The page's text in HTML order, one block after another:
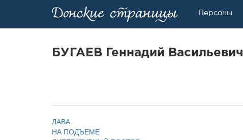
Персоны
БУГАЕВ Геннадий Васильевич
ЛАВА
НА ПОДЪЕМЕ